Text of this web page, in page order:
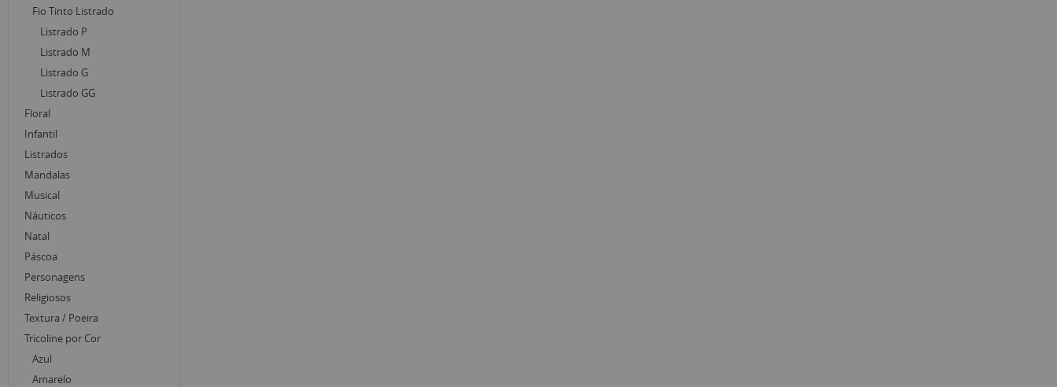
Fio Tinto Listrado
Listrado P
Listrado M
Listrado G
Listrado GG
Floral
Infantil
Listrados
Mandalas
Musical
Náuticos
Natal
Páscoa
Personagens
Religiosos
Textura / Poeira
Tricoline por Cor
Azul
Amarelo